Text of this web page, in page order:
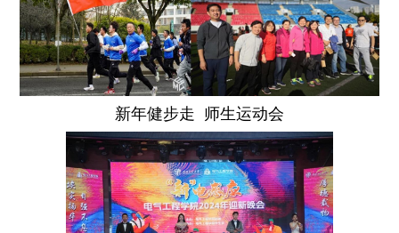
新年健步走 师生运动会